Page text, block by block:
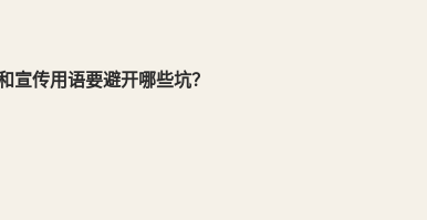
宣传用语要避开哪些坑？